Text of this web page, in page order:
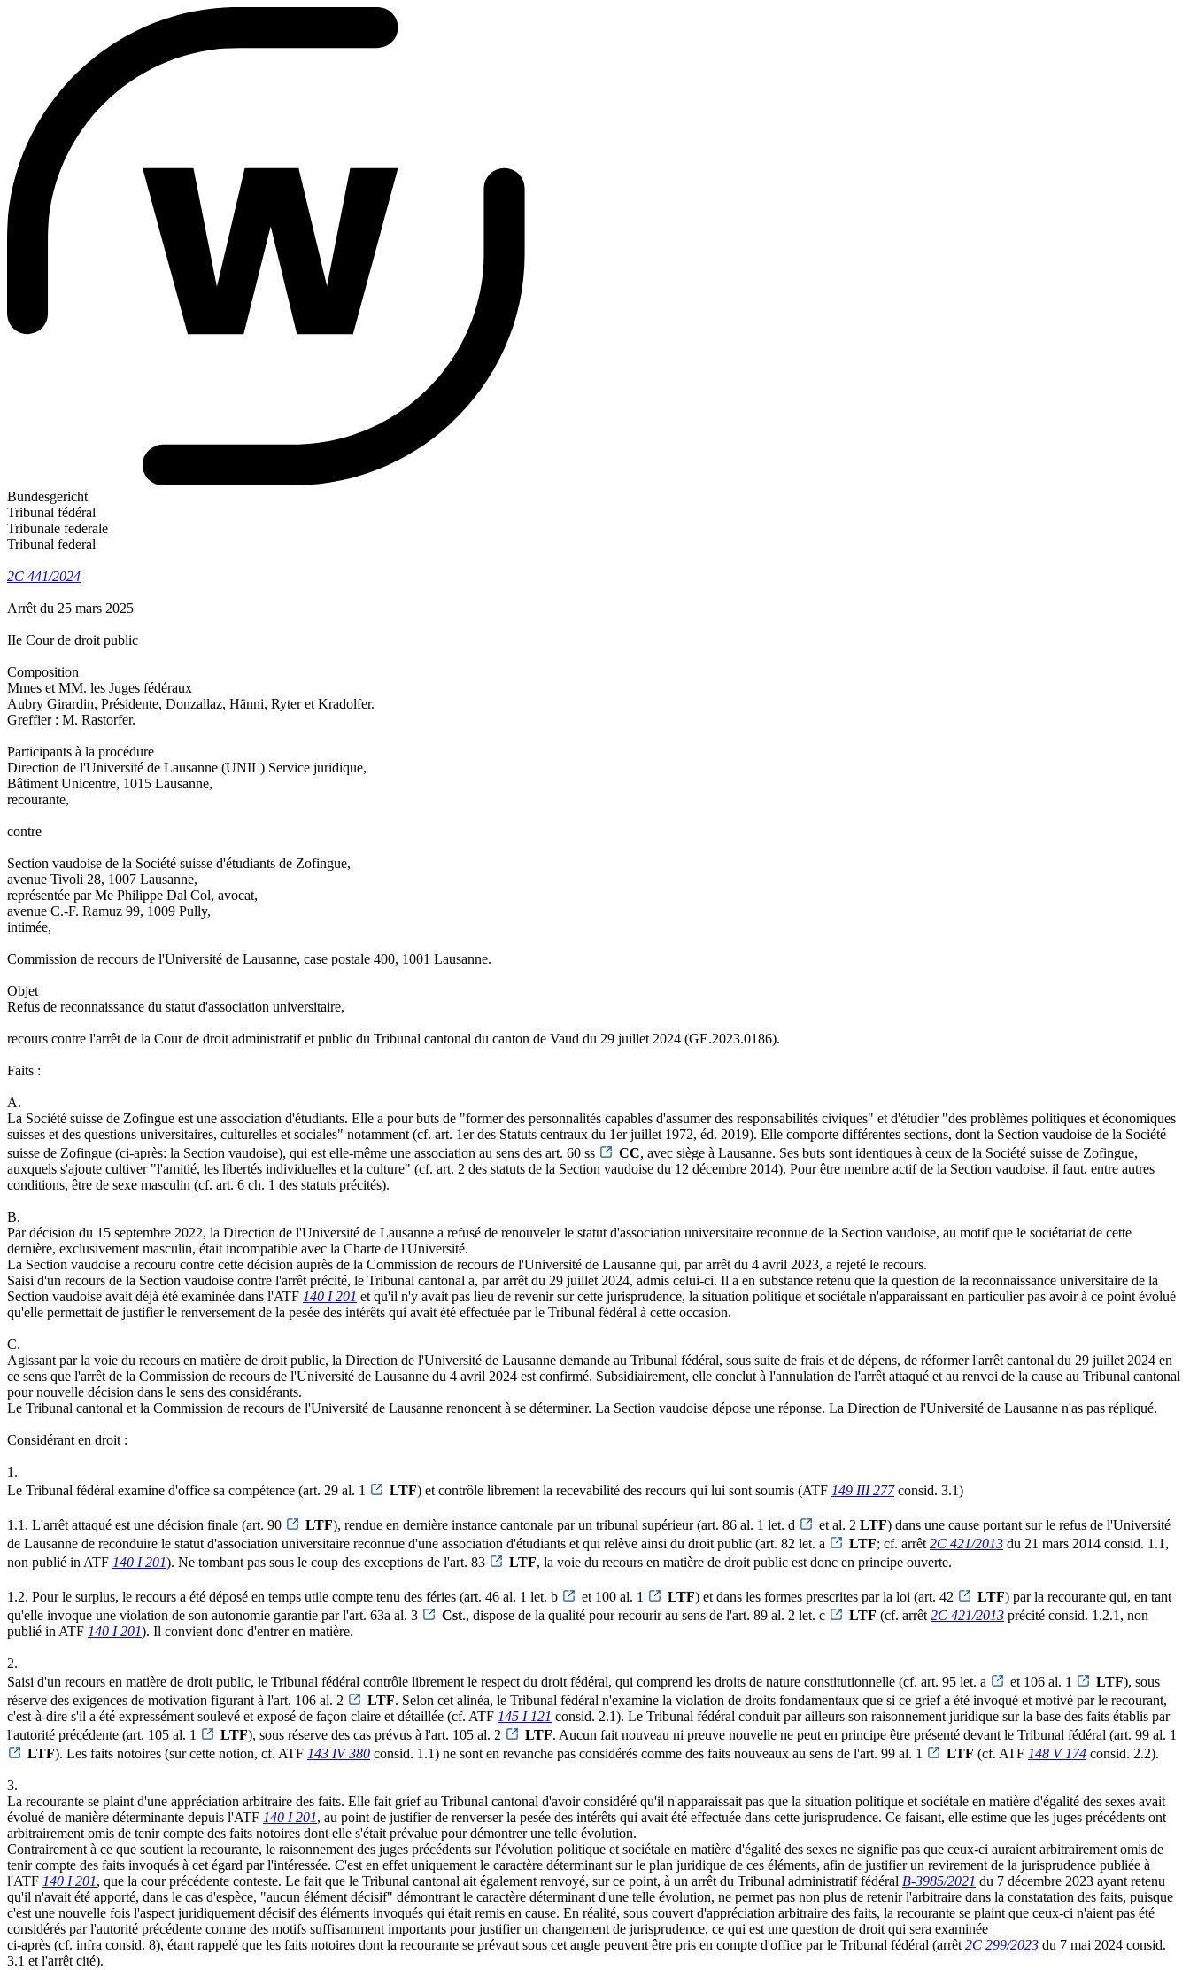
Bundesgericht
Tribunal fédéral
Tribunale federale
Tribunal federal
2C 441/2024
Arrêt du 25 mars 2025
IIe Cour de droit public
Composition
Mmes et MM. les Juges fédéraux
Aubry Girardin, Présidente, Donzallaz, Hänni, Ryter et Kradolfer.
Greffier : M. Rastorfer.
Participants à la procédure
Direction de l'Université de Lausanne (UNIL) Service juridique,
Bâtiment Unicentre, 1015 Lausanne,
recourante,
contre
Section vaudoise de la Société suisse d'étudiants de Zofingue,
avenue Tivoli 28, 1007 Lausanne,
représentée par Me Philippe Dal Col, avocat,
avenue C.-F. Ramuz 99, 1009 Pully,
intimée,
Commission de recours de l'Université de Lausanne, case postale 400, 1001 Lausanne.
Objet
Refus de reconnaissance du statut d'association universitaire,
recours contre l'arrêt de la Cour de droit administratif et public du Tribunal cantonal du canton de Vaud du 29 juillet 2024 (GE.2023.0186).
Faits :
A.
La Société suisse de Zofingue est une association d'étudiants. Elle a pour buts de "former des personnalités capables d'assumer des responsabilités civiques" et d'étudier "des problèmes politiques et économiques
suisses et des questions universitaires, culturelles et sociales" notamment (cf. art. 1er des Statuts centraux du 1er juillet 1972, éd. 2019). Elle comporte différentes sections, dont la Section vaudoise de la Société
suisse de Zofingue (ci-après: la Section vaudoise), qui est elle-même une association au sens des art. 60 ss
CC, avec siège à Lausanne. Ses buts sont identiques à ceux de la Société suisse de Zofingue,
auxquels s'ajoute cultiver "l'amitié, les libertés individuelles et la culture" (cf. art. 2 des statuts de la Section vaudoise du 12 décembre 2014). Pour être membre actif de la Section vaudoise, il faut, entre autres
conditions, être de sexe masculin (cf. art. 6 ch. 1 des statuts précités).
B.
Par décision du 15 septembre 2022, la Direction de l'Université de Lausanne a refusé de renouveler le statut d'association universitaire reconnue de la Section vaudoise, au motif que le sociétariat de cette
dernière, exclusivement masculin, était incompatible avec la Charte de l'Université.
La Section vaudoise a recouru contre cette décision auprès de la Commission de recours de l'Université de Lausanne qui, par arrêt du 4 avril 2023, a rejeté le recours.
Saisi d'un recours de la Section vaudoise contre l'arrêt précité, le Tribunal cantonal a, par arrêt du 29 juillet 2024, admis celui-ci. Il a en substance retenu que la question de la reconnaissance universitaire de la
Section vaudoise avait déjà été examinée dans l'ATF 140 I 201 et qu'il n'y avait pas lieu de revenir sur cette jurisprudence, la situation politique et sociétale n'apparaissant en particulier pas avoir à ce point évolué
qu'elle permettait de justifier le renversement de la pesée des intérêts qui avait été effectuée par le Tribunal fédéral à cette occasion.
C.
Agissant par la voie du recours en matière de droit public, la Direction de l'Université de Lausanne demande au Tribunal fédéral, sous suite de frais et de dépens, de réformer l'arrêt cantonal du 29 juillet 2024 en
ce sens que l'arrêt de la Commission de recours de l'Université de Lausanne du 4 avril 2024 est confirmé. Subsidiairement, elle conclut à l'annulation de l'arrêt attaqué et au renvoi de la cause au Tribunal cantonal
pour nouvelle décision dans le sens des considérants.
Le Tribunal cantonal et la Commission de recours de l'Université de Lausanne renoncent à se déterminer. La Section vaudoise dépose une réponse. La Direction de l'Université de Lausanne n'as pas répliqué.
Considérant en droit :
1.
Le Tribunal fédéral examine d'office sa compétence (art. 29 al. 1
LTF) et contrôle librement la recevabilité des recours qui lui sont soumis (ATF 149 III 277consid. 3.1)
1.1. L'arrêt attaqué est une décision finale (art. 90 LTF), rendue en dernière instance cantonale par un tribunal supérieur (art. 86 al. 1 let. d et al. 2 LTF) dans une cause portant sur le refus de l'Université
de Lausanne de reconduire le statut d'association universitaire reconnue d'une association d'étudiants et qui relève ainsi du droit public (art. 82 let. a
LTF; cf. arrêt 2C 421/2013 du 21 mars 2014 consid. 1.1,
non publié in ATF 140 I 201). Ne tombant pas sous le coup des exceptions de l'art. 83 LTF, la voie du recours en matière de droit public est donc en principe ouverte.
1.2. Pour le surplus, le recours a été déposé en temps utile compte tenu des féries (art. 46 al. 1 let. b et 100 al. 1 LTF) et dans les formes prescrites par la loi (art. 42 LTF) par la recourante qui, en tant
qu'elle invoque une violation de son autonomie garantie par l'art. 63a al. 3
Cst., dispose de la qualité pour recourir au sens de l'art. 89 al. 2 let. c LTF (cf. arrêt 2C 421/2013 précité consid. 1.2.1, non
publié in ATF 140 I 201). Il convient donc d'entrer en matière.
2.
Saisi d'un recours en matière de droit public, le Tribunal fédéral contrôle librement le respect du droit fédéral, qui comprend les droits de nature constitutionnelle (cf. art. 95 let. a
et 106 al. 1 LTF), sous
réserve des exigences de motivation figurant à l'art. 106 al. 2
LTF. Selon cet alinéa, le Tribunal fédéral n'examine la violation de droits fondamentaux que si ce grief a été invoqué et motivé par le recourant,
c'est-à-dire s'il a été expressément soulevé et exposé de façon claire et détaillée (cf. ATF 145 I 121 consid. 2.1). Le Tribunal fédéral conduit par ailleurs son raisonnement juridique sur la base des faits établis par
l'autorité précédente (art. 105 al. 1
LTF), sous réserve des cas prévus à l'art. 105 al. 2 LTF. Aucun fait nouveau ni preuve nouvelle ne peut en principe être présenté devant le Tribunal fédéral (art. 99 al. 1
LTF). Les faits notoires (sur cette notion, cf. ATF 143 IV 380 consid. 1.1) ne sont en revanche pas considérés comme des faits nouveaux au sens de l'art. 99 al. 1 LTF (cf. ATF 148 V 174 consid. 2.2).
3.
La recourante se plaint d'une appréciation arbitraire des faits. Elle fait grief au Tribunal cantonal d'avoir considéré qu'il n'apparaissait pas que la situation politique et sociétale en matière d'égalité des sexes avait
évolué de manière déterminante depuis l'ATF 140 I 201, au point de justifier de renverser la pesée des intérêts qui avait été effectuée dans cette jurisprudence. Ce faisant, elle estime que les juges précédents ont
arbitrairement omis de tenir compte des faits notoires dont elle s'était prévalue pour démontrer une telle évolution.
Contrairement à ce que soutient la recourante, le raisonnement des juges précédents sur l'évolution politique et sociétale en matière d'égalité des sexes ne signifie pas que ceux-ci auraient arbitrairement omis de
tenir compte des faits invoqués à cet égard par l'intéressée. C'est en effet uniquement le caractère déterminant sur le plan juridique de ces éléments, afin de justifier un revirement de la jurisprudence publiée à
l'ATF 140 I 201, que la cour précédente conteste. Le fait que le Tribunal cantonal ait également renvoyé, sur ce point, à un arrêt du Tribunal administratif fédéral B-3985/2021 du 7 décembre 2023 ayant retenu
qu'il n'avait été apporté, dans le cas d'espèce, "aucun élément décisif" démontrant le caractère déterminant d'une telle évolution, ne permet pas non plus de retenir l'arbitraire dans la constatation des faits, puisque
c'est une nouvelle fois l'aspect juridiquement décisif des éléments invoqués qui était remis en cause. En réalité, sous couvert d'appréciation arbitraire des faits, la recourante se plaint que ceux-ci n'aient pas été
considérés par l'autorité précédente comme des motifs suffisamment importants pour justifier un changement de jurisprudence, ce qui est une question de droit qui sera examinée
ci-après (cf. infra consid. 8), étant rappelé que les faits notoires dont la recourante se prévaut sous cet angle peuvent être pris en compte d'office par le Tribunal fédéral (arrêt 2C 299/2023 du 7 mai 2024 consid.
3.1 et l'arrêt cité).